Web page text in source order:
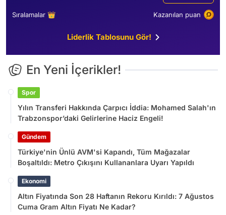
Sıralamalar 👑 Kazanılan puan
Liderlik Tablosunu Gör!
En Yeni İçerikler!
Spor
Yılın Transferi Hakkında Çarpıcı İddia: Mohamed Salah'ın
Trabzonspor’daki Gelirlerine Haciz Engeli!
Gündem
Türkiye'nin Ünlü AVM'si Kapandı, Tüm Mağazalar
Boşaltıldı: Metro Çıkışını Kullananlara Uyarı Yapıldı
Ekonomi
Altın Fiyatında Son 28 Haftanın Rekoru Kırıldı: 7 Ağustos
Cuma Gram Altın Fiyatı Ne Kadar?